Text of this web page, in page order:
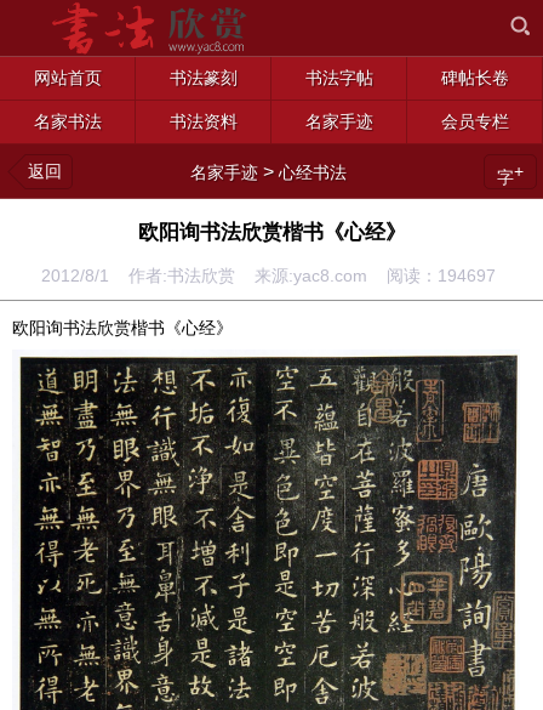
网站首页 书法篆刻 书法字帖 碑帖长卷
名家书法 书法资料 名家手迹 会员专栏
返回 名家手迹 >心经书法 字+
欧阳询书法欣赏楷书《心经》
2012/8/1 作者:书法欣赏 来源:yac8.com 阅读： 194697
欧阳询书法欣赏楷书《心经》